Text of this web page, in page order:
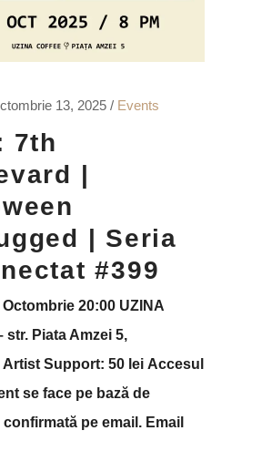
13, 2025 Events
7th
|
| Seria
#399
20:00 UZINA
str. Piata Amzei 5,
Support: 50 lei Accesul
se face pe bază de
confirmată pe email. Email